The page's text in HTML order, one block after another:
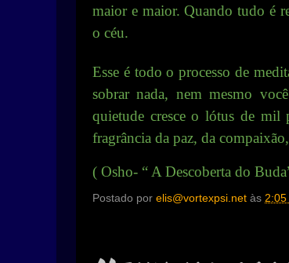
maior e maior. Quando tudo é
o céu.
Esse é todo o processo de
sobrar nada, nem mesmo
quietude cresce o lótus de mil
fragrância da paz, da
( Osho- “ A Descoberta do
Postado por elis@vortexpsi.net às 2:05